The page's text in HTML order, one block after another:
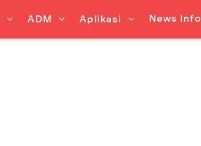
ADM Aplikasi News Info